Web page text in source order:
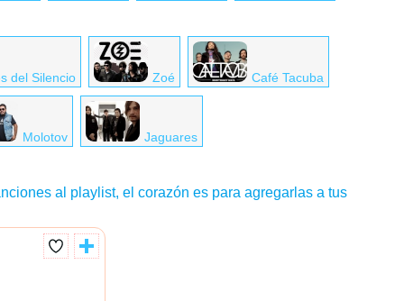
del Silencio Zoé Café Tacuba
Molotov Jaguares
al playlist, el corazón es para agregarlas a tus